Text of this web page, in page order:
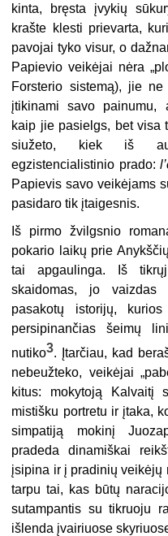
kinta, bręsta įvykių
krašte klesti prievarta,
pavojai tyko visur, o
Papievio veikėjai nėra
Forsterio sistemą), jie
įtikinami savo painumu,
kaip jie pasielgs, bet visa
siužeto, kiek iš
egzistencialistinio prado:
Papievis savo veikėjams
pasidaro tik įtaigesnis.
Iš pirmo žvilgsnio
pokario laikų prie
tai apgaulinga. Iš
skaidomas, jo vaizdas
pasakotų istorijų,
persipinančias šeimų
nutiko3. Įtarčiau, kad
nebeužteko, veikėjai
kitus: mokytoją Kalvaitį
mistišku portretu ir įtaka,
simpatiją mokinį
pradeda dinamiškai
įsipina ir į pradinių veikėjų
tarpu tai, kas būtų
sutampantis su tikruoju
išlenda įvairiuose